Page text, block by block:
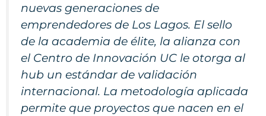
nuevas generaciones de
emprendedores de Los Lagos. El sello
de la academia de élite, la alianza con
el Centro de Innovación UC le otorga al
hub un estándar de validación
internacional. La metodología aplicada
permite que proyectos que nacen en el